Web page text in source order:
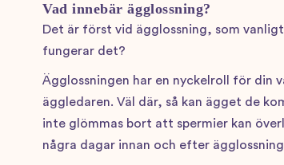
Vad innebär ägglossning?
Det är först vid ägglossning, som
fungerar det?
Ägglossningen har en nyckelroll för din
äggledaren. Väl där, så kan ägget de
inte glömmas bort att spermier kan
några dagar innan och efter